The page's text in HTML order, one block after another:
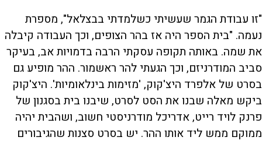
"זו עבודת הגמר שעשיתי כשלמדתי בבצלאל", מספרת
נעמה. "בית הספר היה אז בהר הצופים, וכך העבודה קיבלה
את שמה. באותה תקופה עסקתי הרבה בדמויות אב, בעיקר
סביב המודרניזם, וכך הגעתי להר ראשמור. ההר מופיע גם
בסרט של אלפרד היצ'קוק, 'מזימות בינלאומיות'. היצ'קוק
ביקש מאלה שבנו את הסט לסרט, שיבנו בית בסגנון של
פרנק לויד רייט, אדריכל מודרניסטי חשוב, ושהבית יהיה
ממוקם ממש ליד אותו ההר. יש בסרט סצנות שהגיבורים